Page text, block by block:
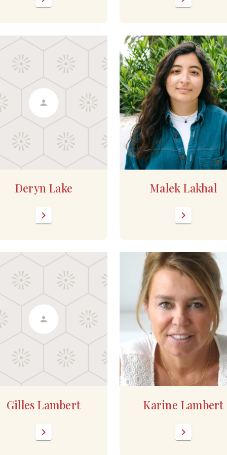
Deryn Lake
chevron_right
Malek Lakhal
chevron_right
Gilles Lambert
chevron_right
Karine Lambert
chevron_right